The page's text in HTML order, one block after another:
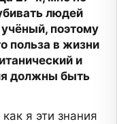
людей
поэтому
польза в жизни
и
должны быть
я эти знания